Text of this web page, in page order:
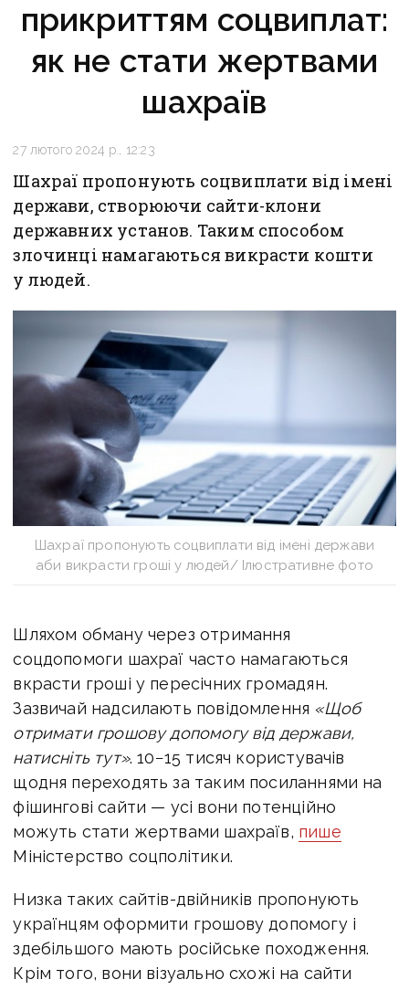
прикриттям соцвиплат:
як не стати жертвами
шахраїв
27 лютого 2024 р., 12:23
Шахраї пропонують соцвиплати від імені
держави, створюючи сайти-клони
державних установ. Таким способом
злочинці намагаються викрасти кошти
у людей.
Шахраї пропонують соцвиплати від імені держави
аби викрасти гроші у людей/ Ілюстративне фото
Шляхом обману через отримання
соцдопомоги шахраї часто намагаються
вкрасти гроші у пересічних громадян.
Зазвичай надсилають повідомлення «Щоб
отримати грошову допомогу від держави,
натисніть тут». 10−15 тисяч користувачів
щодня переходять за таким посиланнями на
фішингові сайти — усі вони потенційно
можуть стати жертвами шахраїв, пише
Міністерство соцполітики.
Низка таких сайтів-двійників пропонують
українцям оформити грошову допомогу і
здебільшого мають російське походження.
Крім того, вони візуально схожі на сайти